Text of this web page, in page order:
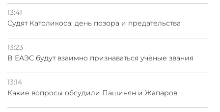
13:41
Судят Католикоса: день позора и предательства
13:23
В ЕАЭС будут взаимно признаваться учёные звания
13:14
Какие вопросы обсудили Пашинян и Жапаров